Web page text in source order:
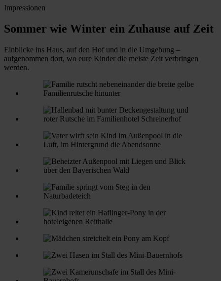
Impressionen
Sommer wie Winter ein Zuhause auf Zeit
Einblicke ins Haus, auf den Hof und in die Umgebung –
aufgenommen dort, wo eure Kinder die meiste Zeit verbringen
werden.